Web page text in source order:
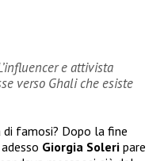
e attivista
verso Ghali che esiste
di famosi? Dopo la fine
adesso Giorgia Soleri pare